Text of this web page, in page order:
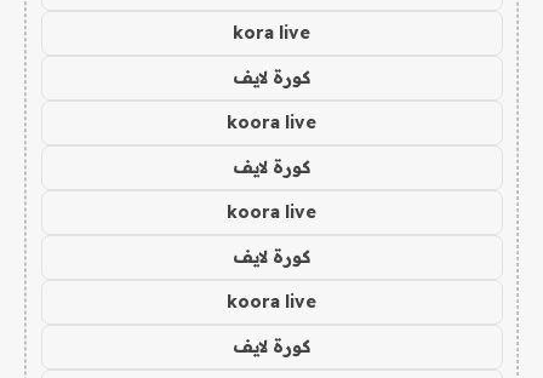
kora live
كورة لايف
koora live
كورة لايف
koora live
كورة لايف
koora live
كورة لايف